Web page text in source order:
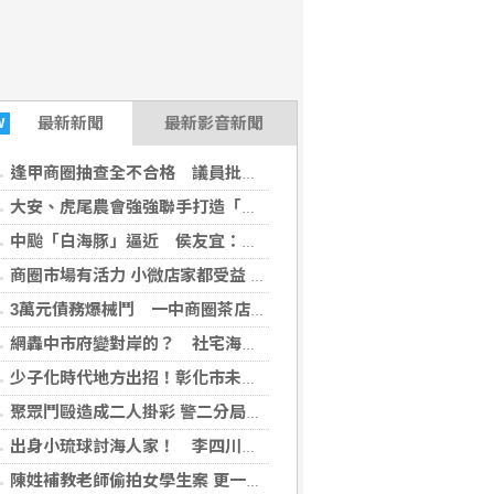
最新新聞 最新影音新聞
逢甲商圈抽查全不合格 議員批把關成死角
大安、虎尾農會強強聯手打造「飛虎大聯盟」 中市農業局助攻品牌升級
中颱「白海豚」逼近 侯友宜：落實預防措施全力防災
商圈市場有活力 小微店家都受益 經濟部加碼推動商圈及市場升級
3萬元債務爆械鬥 一中商圈茶店濺血6人落網
網轟中市府變對岸的？ 社宅海報現中國國徽
少子化時代地方出招！彰化市未婚聯誼6年促成10對新人 今年再推解謎交友
聚眾鬥毆造成二人掛彩 警二分局火速連逮六嫌
出身小琉球討海人家！ 李四川出席金山漁民節感念父親辛勞
陳姓補教老師偷拍女學生案 更一審卅九罪全輕判